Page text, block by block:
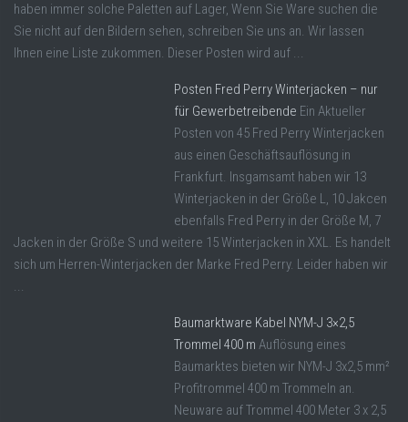
haben immer solche Paletten auf Lager, Wenn Sie Ware suchen die
Sie nicht auf den Bildern sehen, schreiben Sie uns an. Wir lassen
Ihnen eine Liste zukommen. Dieser Posten wird auf ...
Posten Fred Perry Winterjacken – nur
für Gewerbetreibende Ein Aktueller
Posten von 45 Fred Perry Winterjacken
aus einen Geschäftsauflösung in
Frankfurt. Insgamsamt haben wir 13
Winterjacken in der Größe L, 10 Jakcen
ebenfalls Fred Perry in der Größe M, 7
Jacken in der Größe S und weitere 15 Winterjacken in XXL. Es handelt
sich um Herren-Winterjacken der Marke Fred Perry. Leider haben wir
...
Baumarktware Kabel NYM-J 3×2,5
Trommel 400 m Auflösung eines
Baumarktes bieten wir NYM-J 3x2,5 mm²
Profitrommel 400 m Trommeln an.
Neuware auf Trommel 400 Meter 3 x 2,5